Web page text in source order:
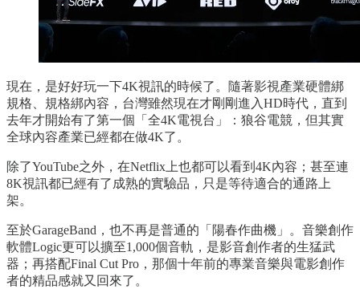
現在，是好好玩一下4K視訊的時候了。隨著影視產業硬體綁
規格、規格綁內容，台灣雖然現在才剛剛進入HD時代，直到
去年才開始有了第一個「全4K電視台」：狼谷電競，但其實
全球內容產業已經都在做4K了。
除了YouTube之外，在Netflix上也都可以看到4K內容；甚至連
8K視訊都已經有了成熟的實驗品，只是等待適合的通路上
架。
至於GarageBand，也不再是普通的「陽春作曲機」。音樂創作
軟體Logic更可以擴至1,000個音軌，是影音創作者的生猛武
器；再搭配Final Cut Pro，那個十年前的專業音樂與電影創作
者的精品感就又回來了。